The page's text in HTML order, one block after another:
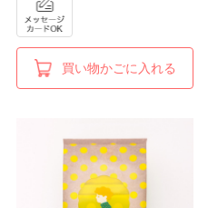
買い物かごに入れる